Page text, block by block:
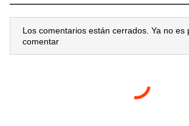
Los comentarios están cerrados. Ya no es
comentar